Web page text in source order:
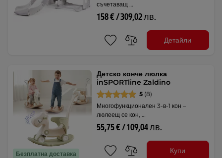
съчетаващ …
158 € / 309,02 лв.
Детайли
Безплатна доставка
Детско конче люлка
inSPORTline Zaldino
5 (8)
Многофункционален 3-в-1 кон –
люлеещ се кон, …
55,75 € / 109,04 лв.
Купи